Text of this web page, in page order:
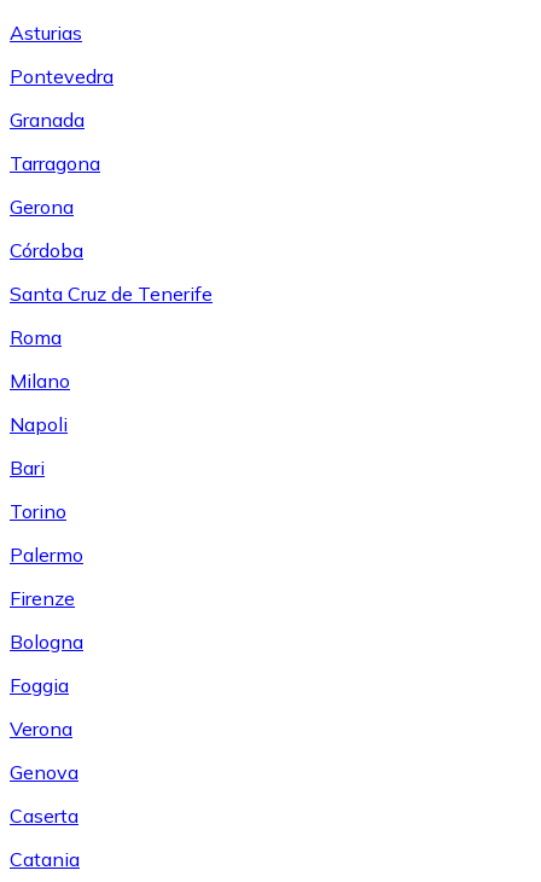
Asturias
Pontevedra
Granada
Tarragona
Gerona
Córdoba
Santa Cruz de Tenerife
Roma
Milano
Napoli
Bari
Torino
Palermo
Firenze
Bologna
Foggia
Verona
Genova
Caserta
Catania